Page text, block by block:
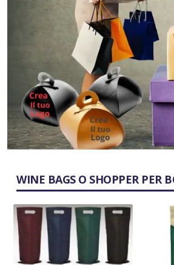
WINE BAGS O SHOPPER PER